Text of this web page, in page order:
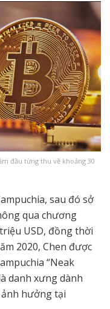
đầu từng thu về khoảng 30
sau đó sở
qua chương
USD, đồng thời
2020, Chen được
“Neak
danh xưng dành
ảnh hưởng tại